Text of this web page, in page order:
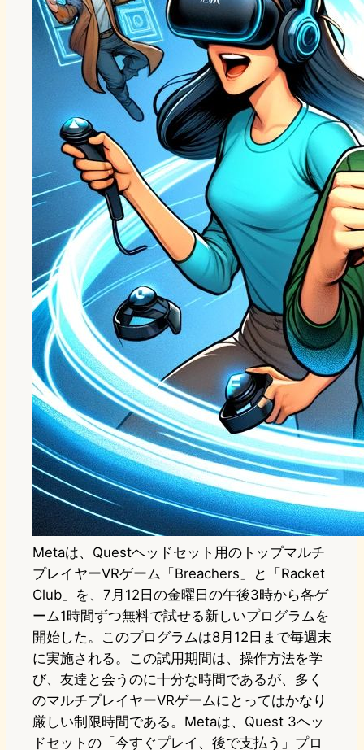
Metaは、Questヘッドセット用のトップマルチ
プレイヤーVRゲーム「Breachers」と「Racket
Club」を、7月12日の金曜日の午後3時から各ゲ
ーム1時間ずつ無料で試せる新しいプログラムを
開始した。このプログラムは8月12日まで毎週末
に実施される。この試用期間は、操作方法を学
び、友達と会うのに十分な時間であるが、多く
のマルチプレイヤーVRゲームにとってはかなり
厳しい制限時間である。Metaは、Quest 3ヘッ
ドセットの「今すぐプレイ、後で支払う」プロ